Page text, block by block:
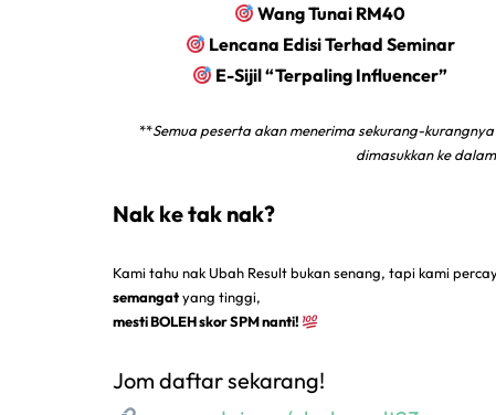
Wang Tunai RM40
Lencana Edisi Terhad Seminar
E-Sijil “Terpaling Influencer”
**Semua peserta akan menerima sekurang-
dimasukkan ke
Nak ke tak nak?
Kami tahu nak Ubah Result bukan senang, tapi kami
semangatyang tinggi,
mesti BOLEH skor SPM nanti!
Jom daftar sekarang!